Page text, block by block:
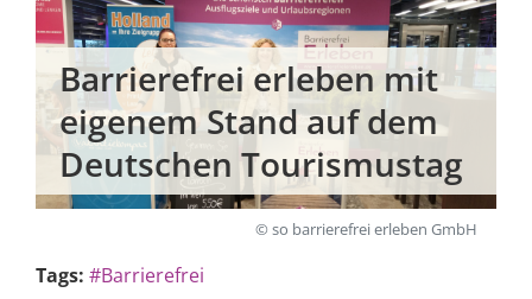
Barrierefrei erleben mit
eigenem Stand auf dem
Deutschen Tourismustag
© so barrierefrei erleben GmbH
Tags: #Barrierefrei